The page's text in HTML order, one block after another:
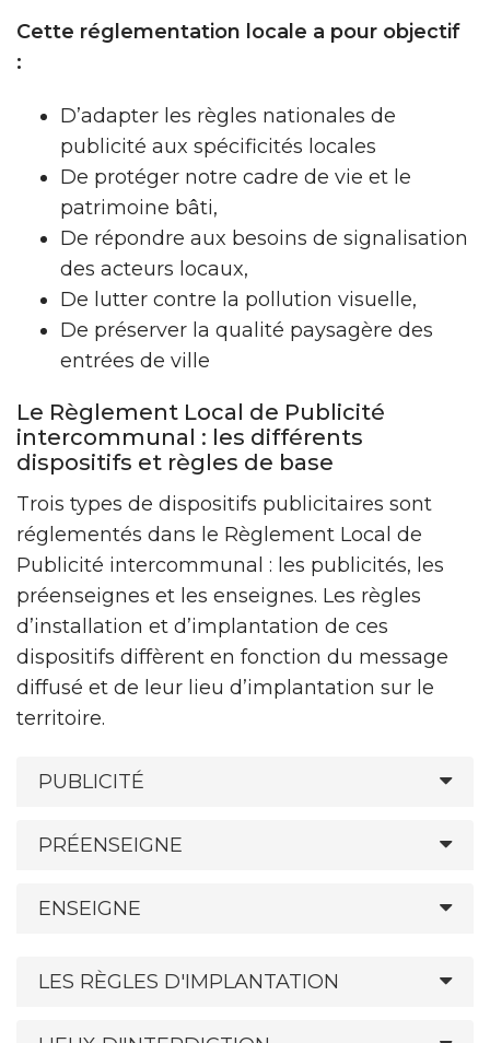
Cette réglementation locale a pour objectif
:
D’adapter les règles nationales de
publicité aux spécificités locales
De protéger notre cadre de vie et le
patrimoine bâti,
De répondre aux besoins de signalisation
des acteurs locaux,
De lutter contre la pollution visuelle,
De préserver la qualité paysagère des
entrées de ville
Le Règlement Local de Publicité
intercommunal : les différents
dispositifs et règles de base
Trois types de dispositifs publicitaires sont
réglementés dans le Règlement Local de
Publicité intercommunal : les publicités, les
préenseignes et les enseignes. Les règles
d’installation et d’implantation de ces
dispositifs diffèrent en fonction du message
diffusé et de leur lieu d’implantation sur le
territoire.
PUBLICITÉ
PRÉENSEIGNE
ENSEIGNE
LES RÈGLES D'IMPLANTATION